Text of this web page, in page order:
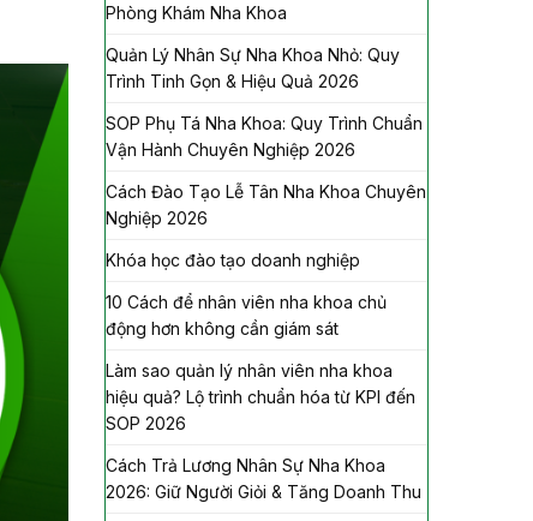
Phòng Khám Nha Khoa
Quản Lý Nhân Sự Nha Khoa Nhỏ: Quy
Trình Tinh Gọn & Hiệu Quả 2026
SOP Phụ Tá Nha Khoa: Quy Trình Chuẩn
Vận Hành Chuyên Nghiệp 2026
Cách Đào Tạo Lễ Tân Nha Khoa Chuyên
Nghiệp 2026
Khóa học đào tạo doanh nghiệp
10 Cách để nhân viên nha khoa chủ
động hơn không cần giám sát
Làm sao quản lý nhân viên nha khoa
hiệu quả? Lộ trình chuẩn hóa từ KPI đến
SOP 2026
Cách Trả Lương Nhân Sự Nha Khoa
2026: Giữ Người Giỏi & Tăng Doanh Thu